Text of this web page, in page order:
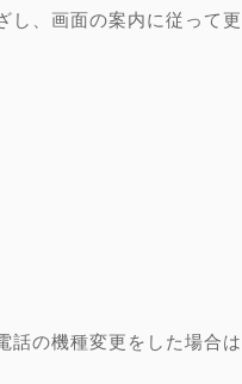
し、画面の案内に従って
の機種変更をした場合は